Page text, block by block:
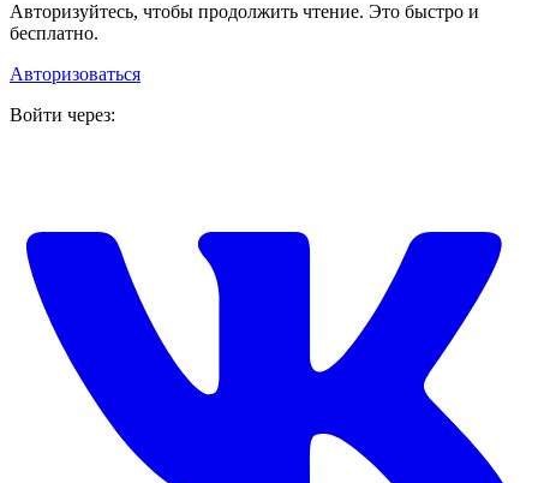
Авторизуйтесь, чтобы продолжить чтение. Это быстро и
бесплатно.
Авторизоваться
Войти через: